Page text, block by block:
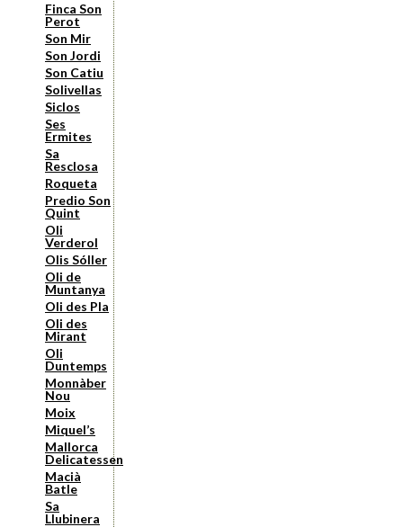
Finca Son
Perot
Son Mir
Son Jordi
Son Catiu
Solivellas
Siclos
Ses
Ermites
Sa
Resclosa
Roqueta
Predio Son
Quint
Oli
Verderol
Olis Sóller
Oli de
Muntanya
Oli des Pla
Oli des
Mirant
Oli
Duntemps
Monnàber
Nou
Moix
Miquel’s
Mallorca
Delicatessen
Macià
Batle
Sa
Llubinera